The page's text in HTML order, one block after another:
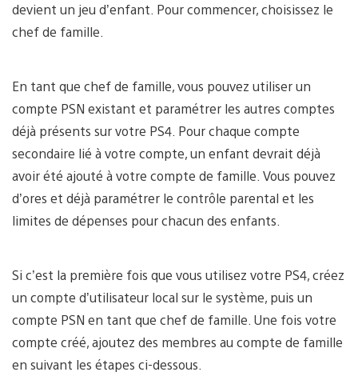
devient un jeu d’enfant. Pour commencer, choisissez le
chef de famille.
En tant que chef de famille, vous pouvez utiliser un
compte PSN existant et paramétrer les autres comptes
déjà présents sur votre PS4. Pour chaque compte
secondaire lié à votre compte, un enfant devrait déjà
avoir été ajouté à votre compte de famille. Vous pouvez
d’ores et déjà paramétrer le contrôle parental et les
limites de dépenses pour chacun des enfants.
Si c’est la première fois que vous utilisez votre PS4, créez
un compte d’utilisateur local sur le système, puis un
compte PSN en tant que chef de famille. Une fois votre
compte créé, ajoutez des membres au compte de famille
en suivant les étapes ci-dessous.